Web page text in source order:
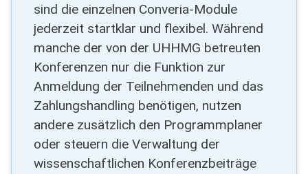
sind die einzelnen Converia-Module
jederzeit startklar und flexibel. Während
manche der von der UHHMG betreuten
Konferenzen nur die Funktion zur
Anmeldung der Teilnehmenden und das
Zahlungshandling benötigen, nutzen
andere zusätzlich den Programmplaner
oder steuern die Verwaltung der
wissenschaftlichen Konferenzbeiträge